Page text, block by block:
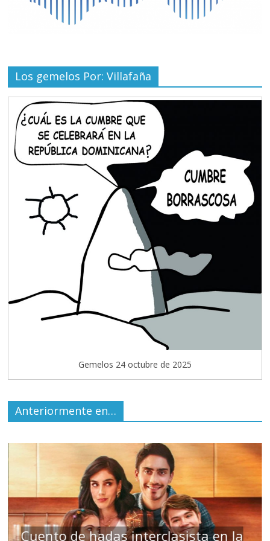
Los gemelos Por: Villafaña
Gemelos 24 octubre de 2025
Anteriormente en…
de hadas interclasista en la